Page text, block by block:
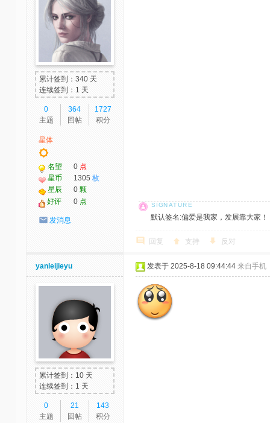
累计签到：340 天
连续签到：1 天
0
主题
364
回帖
1727
积分
星体
名望 0 点
星币
1305 枚
星辰
0 颗
好评
0 点
发消息 默认签名:偏爱是我家，发展靠大家
回复 支持 反对
yanleijieyu
累计签到：10 天
连续签到：1 天
0
主题
21
回帖
143
积分
发表于 2025-8-18 09:44:44 来自手机